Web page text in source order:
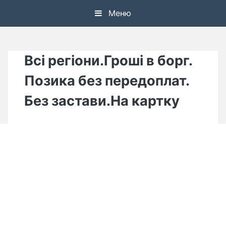
Меню
Всі регіони.Гроші в борг.
Позика без передоплат.
Без застави.На картку